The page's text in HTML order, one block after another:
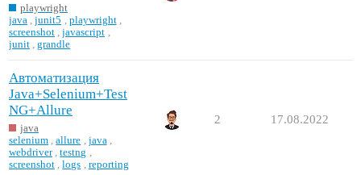
playwright
java
,junit5 playwright
screenshot ,javascript
junit ,grandle
Автоматизация
Java+Selenium+Test
NG+Allure
java
selenium ,allure java
webdriver ,testng
screenshot ,logs reporting
2 17.08.2022